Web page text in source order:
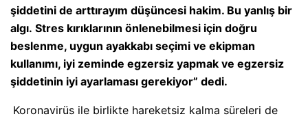
şiddetini de arttırayım düşüncesi hakim. Bu yanlış bir
algı. Stres kırıklarının önlenebilmesi için doğru
beslenme, uygun ayakkabı seçimi ve ekipman
kullanımı, iyi zeminde egzersiz yapmak ve egzersiz
şiddetinin iyi ayarlaması gerekiyor” dedi.
Koronavirüs ile birlikte hareketsiz kalma süreleri de